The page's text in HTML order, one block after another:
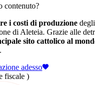
contenuto?
i costi di produzione
di Aleteia. Grazie alle
sito cattolico al
adesso
fiscale )